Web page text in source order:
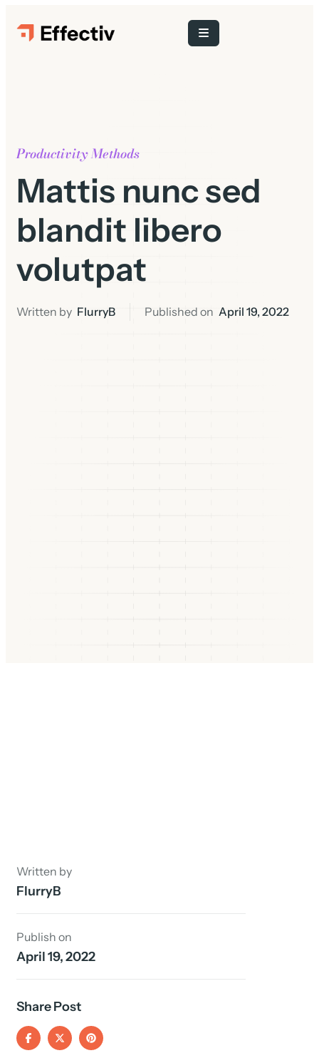
Productivity Methods
Mattis nunc sed
blandit libero
volutpat
Written by FlurryB Published on April 19, 2022
Written by
FlurryB
Publish on
April 19, 2022
Share Post